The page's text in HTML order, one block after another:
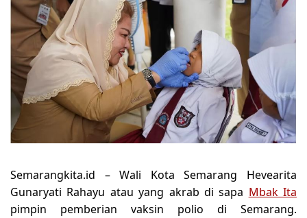
Semarangkita.id –Wali Kota Semarang Hevearita
Gunaryati Rahayu atau yang akrab di sapa Mbak Ita
pimpin pemberian vaksin polio di Semarang.